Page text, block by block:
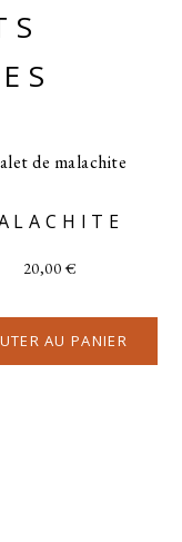
20,00€
AU PANIER